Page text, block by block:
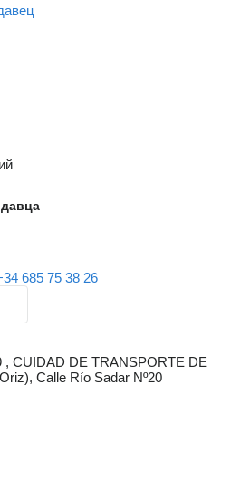
685 75 38 26
, CUIDAD DE TRANSPORTE DE
Calle Río Sadar Nº20